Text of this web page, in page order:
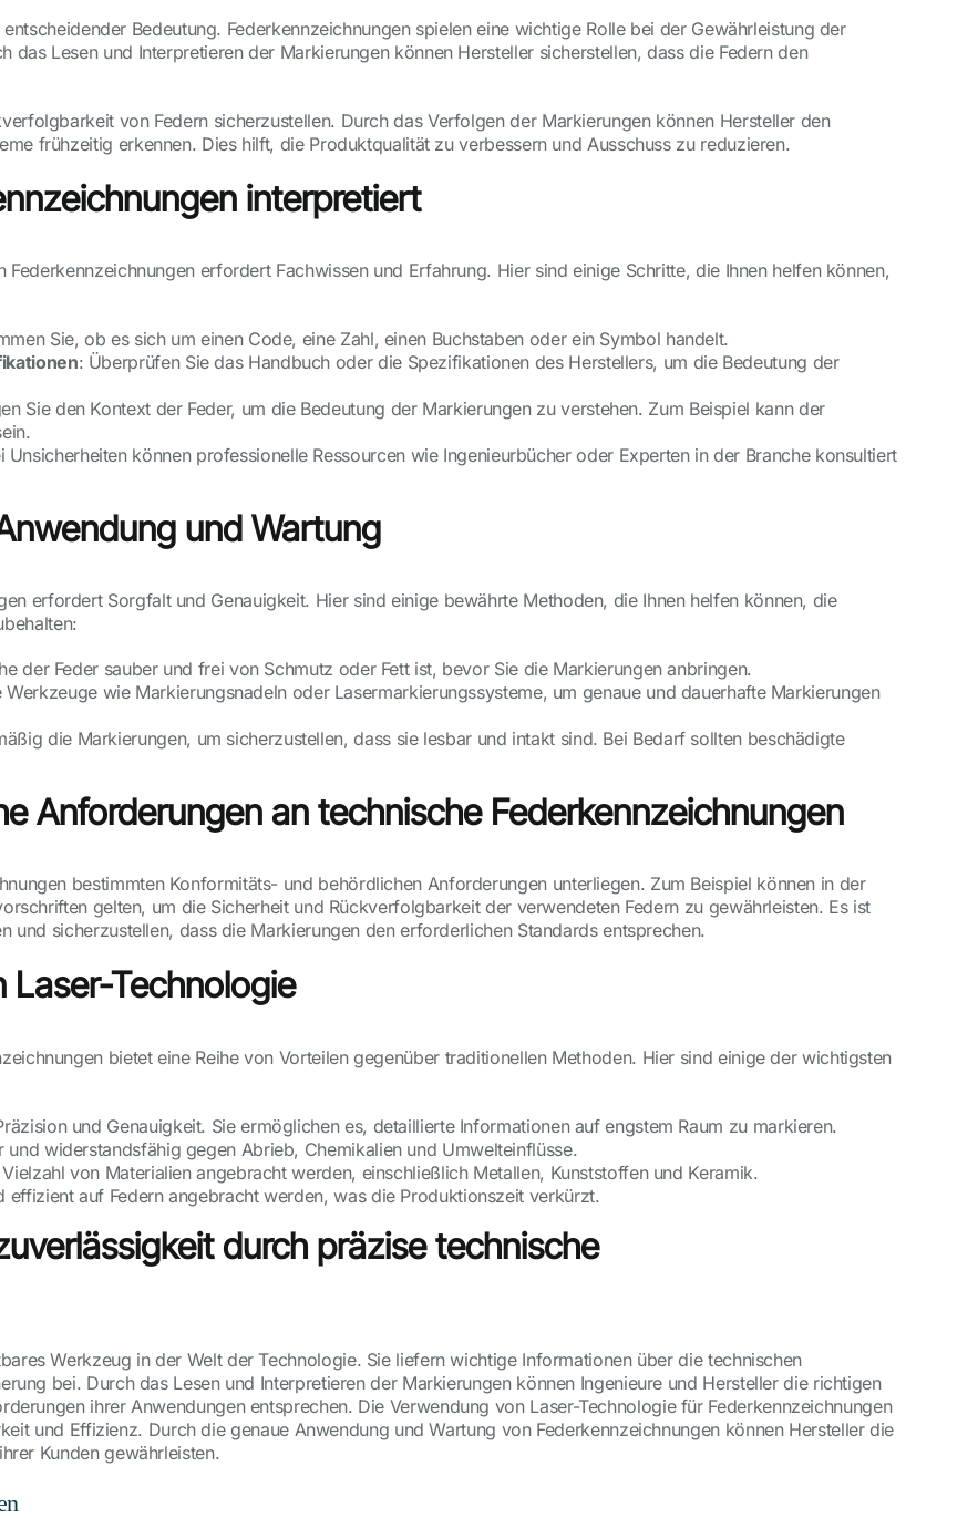
Bedeutung. Federkennzeichnungen spielen eine wichtige Rolle bei der Gewährleistung der
das Lesen und Interpretieren der Markierungen können Hersteller sicherstellen, dass die Federn den
von Federn sicherzustellen. Durch das Verfolgen der Markierungen können Hersteller den
frühzeitig erkennen. Dies hilft, die Produktqualität zu verbessern und Ausschuss zu reduzieren.
interpretiert
erfordert Fachwissen und Erfahrung. Hier sind einige Schritte, die Ihnen helfen können,
Sie, ob es sich um einen Code, eine Zahl, einen Buchstaben oder ein Symbol handelt.
: Überprüfen Sie das Handbuch oder die Spezifikationen des Herstellers, um die Bedeutung der
Sie den Kontext der Feder, um die Bedeutung der Markierungen zu verstehen. Zum Beispiel kann der
Unsicherheiten können professionelle Ressourcen wie Ingenieurbücher oder Experten in der Branche konsultiert
und Wartung
erfordert Sorgfalt und Genauigkeit. Hier sind einige bewährte Methoden, die Ihnen helfen können, die
der Feder sauber und frei von Schmutz oder Fett ist, bevor Sie die Markierungen anbringen.
Werkzeuge wie Markierungsnadeln oder Lasermarkierungssysteme, um genaue und dauerhafte Markierungen
die Markierungen, um sicherzustellen, dass sie lesbar und intakt sind. Bei Bedarf sollten beschädigte
Anforderungen an technische Federkennzeichnungen
bestimmten Konformitäts- und behördlichen Anforderungen unterliegen. Zum Beispiel können in der
gelten, um die Sicherheit und Rückverfolgbarkeit der verwendeten Federn zu gewährleisten. Es ist
sicherzustellen, dass die Markierungen den erforderlichen Standards entsprechen.
Laser-Technologie
bietet eine Reihe von Vorteilen gegenüber traditionellen Methoden. Hier sind einige der wichtigsten
und Genauigkeit. Sie ermöglichen es, detaillierte Informationen auf engstem Raum zu markieren.
und widerstandsfähig gegen Abrieb, Chemikalien und Umwelteinflüsse.
von Materialien angebracht werden, einschließlich Metallen, Kunststoffen und Keramik.
effizient auf Federn angebracht werden, was die Produktionszeit verkürzt.
durch präzise technische
Werkzeug in der Welt der Technologie. Sie liefern wichtige Informationen über die technischen
bei. Durch das Lesen und Interpretieren der Markierungen können Ingenieure und Hersteller die richtigen
ihrer Anwendungen entsprechen. Die Verwendung von Laser-Technologie für Federkennzeichnungen
und Effizienz. Durch die genaue Anwendung und Wartung von Federkennzeichnungen können Hersteller die
Kunden gewährleisten.